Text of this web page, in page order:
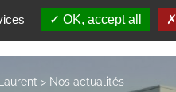
RÉALISATIONS NOS ACTUALITÉS
> Nos actualités
OK, accept all